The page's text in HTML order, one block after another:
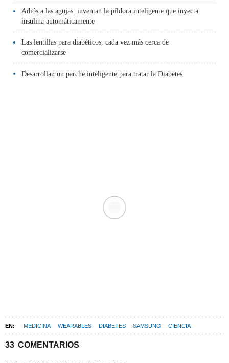
Adiós a las agujas: inventan la píldora inteligente que inyecta
insulina automáticamente
Las lentillas para diabéticos, cada vez más cerca de
comercializarse
Desarrollan un parche inteligente para tratar la Diabetes
MEDICINA WEARABLES DIABETES SAMSUNG CIENCIA
33 COMENTARIOS